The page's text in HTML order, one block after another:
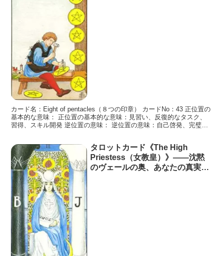
カード名：Eight of pentacles（８つの印章） カードNo：43 正位置の
基本的な意味： 正位置の基本的な意味：見習い、反復的なタスク、
習得、スキル開発 逆位置の意味： 逆位置の意味：自己啓発、完璧主
タロットカード《The High
Priestess（女教皇）》――沈黙
のヴェールの奥、あなたの真実が